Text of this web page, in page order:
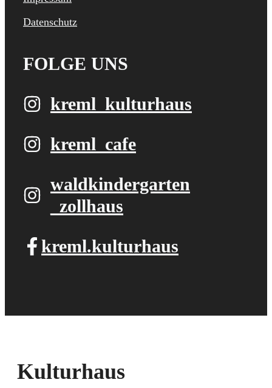
Datenschutz
FOLGE UNS
kreml_kulturhaus
kreml_cafe
waldkindergarten​
_zollhaus
kreml.kulturhaus
Kulturhaus